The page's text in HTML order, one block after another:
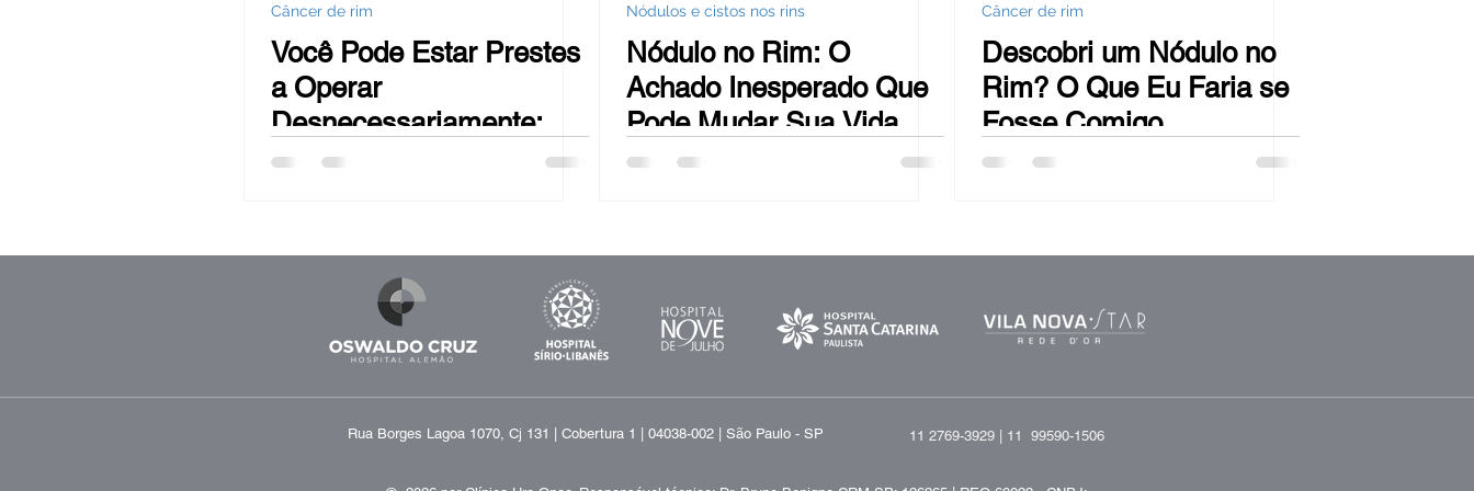
Câncer de rim
Você Pode Estar Prestes
a Operar
Desnecessariamente:
Quando a Cirurgia para
Nódulos e cistos nos rins
Nódulo no Rim: O
Achado Inesperado Que
Pode Mudar Sua Vida –
A Ciência Que Salva
Câncer de rim
Descobri um Nódulo no
Rim? O Que Eu Faria se
Fosse Comigo
Rua Borges Lagoa 1070, Cj 131 | Cobertura 1 | 04038-002 | São Paulo - SP 11 2769-3929 | 11 99590-1506